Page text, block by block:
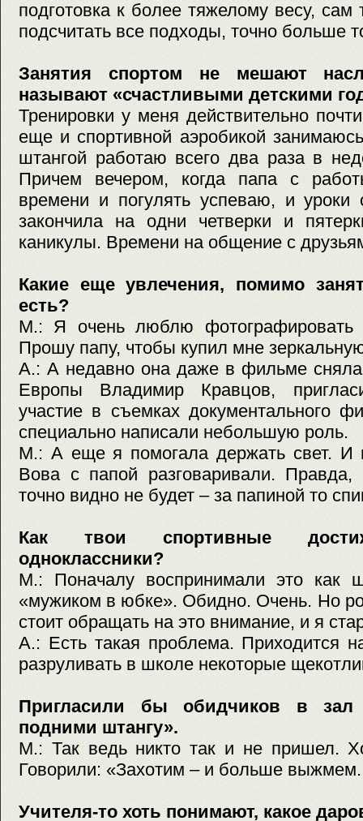
подготовка к более тяжелому весу,
подсчитать все подходы, точно больше
Занятия спортом не мешают
называют «счастливыми детскими
Тренировки у меня действительно
еще и спортивной аэробикой
штангой работаю всего два раза в
Причем вечером, когда папа с
времени и погулять успеваю, и уроки
закончила на одни четверки и
каникулы. Времени на общение с
Какие еще увлечения, помимо
есть?
М.: Я очень люблю фотографировать
Прошу папу, чтобы купил мне
А.: А недавно она даже в фильме
Европы Владимир Кравцов,
участие в съемках документального
специально написали небольшую роль.
М.: А еще я помогала держать свет. И
Вова с папой разговаривали.
точно видно не будет – за папиной то
Как твои спортивные
одноклассники?
М.: Поначалу воспринимали это как
«мужиком в юбке». Обидно. Очень. Но
стоит обращать на это внимание, и я
А.: Есть такая проблема. Приходится
разруливать в школе некоторые
Пригласили бы обидчиков в зал
подними штангу».
М.: Так ведь никто так и не пришел.
Говорили: «Захотим – и больше выжмем.
Учителя-то хоть понимают, какое